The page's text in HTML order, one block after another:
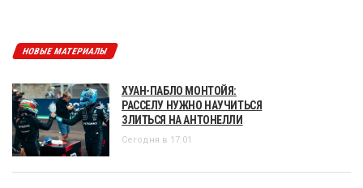
НОВЫЕ МАТЕРИАЛЫ
ХУАН-ПАБЛО МОНТОЙЯ:
РАССЕЛУ НУЖНО НАУЧИТЬСЯ
ЗЛИТЬСЯ НА АНТОНЕЛЛИ
Сегодня в 17:01